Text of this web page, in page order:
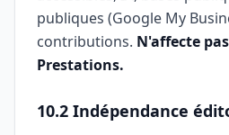
publiques (Google My
contributions. N'affecte
Prestations.
10.2 Indépendance